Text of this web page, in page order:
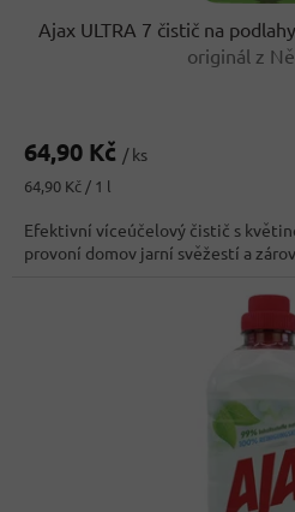
Ajax ULTRA 7 čistič na
originál z
produktu
3,9
z
5
hvězdiček.
64,90 Kč / ks
Měrná
64,90 Kč / 1 l
Efektivní víceúčelový čistič s
provoní domov jarní svěžestí a